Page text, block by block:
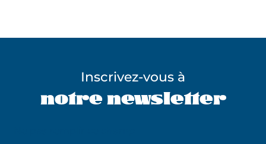
Inscrivez-vous à
notre newsletter